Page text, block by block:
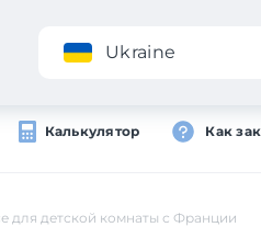
Приложение
Калькулятор Как
Ukraine
для детской комнаты с Франции